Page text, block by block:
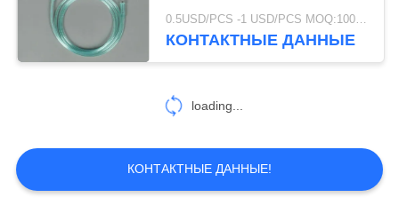
PRIVACY
POLICY
Трубка забора
вируса
устранимого стерильная
взрослая с трубопроводом
0.5USD/PCS -1 USD/PCS MOQ:100 PCS
КОНТАКТНЫЕ ДАННЫЕ
loading...
КОНТАКТНЫЕ ДАННЫЕ!